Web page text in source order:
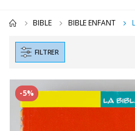
BIBLE BIBLE ENFANT
FILTRER
-5%